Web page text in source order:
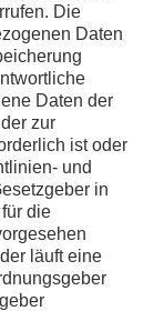
Die
Daten
Daten der
zur
ist oder
und
in
die
läuft eine